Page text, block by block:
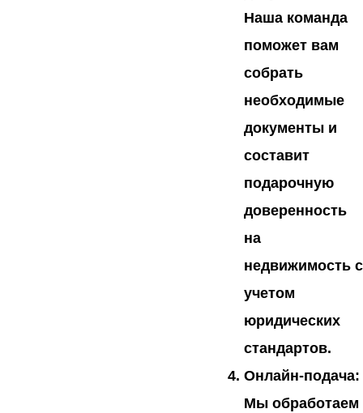
Наша команда
поможет вам
собрать
необходимые
документы и
составит
подарочную
доверенность
на
недвижимость с
учетом
юридических
стандартов.
Онлайн-подача:
Мы обработаем